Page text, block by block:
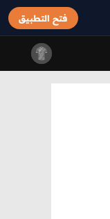
فتح التطبيق